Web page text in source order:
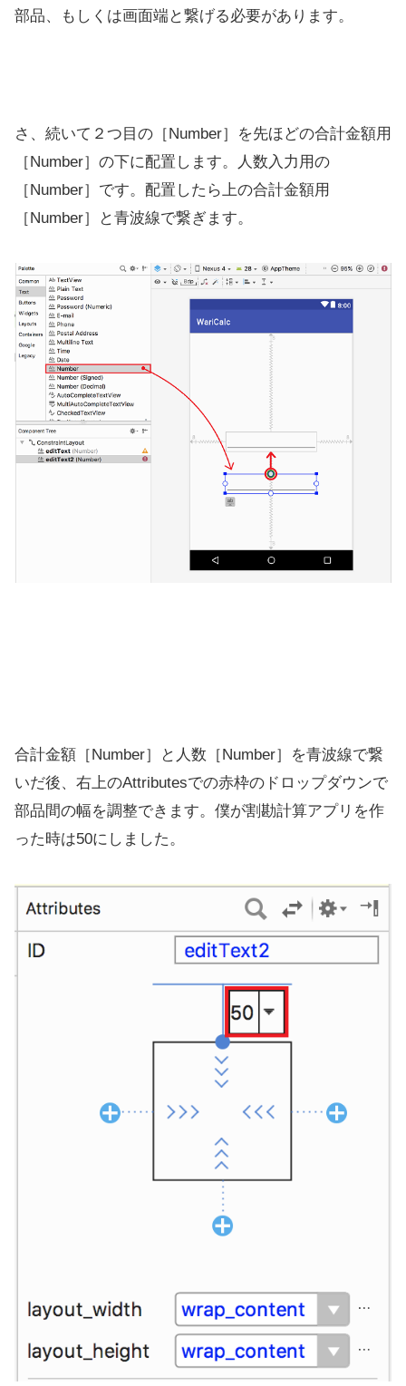
部品、もしくは画面端と繋げる必要があります。
さ、続いて２つ目の［Number］を先ほどの合計金額用
［Number］の下に配置します。人数入力用の
［Number］です。配置したら上の合計金額用
［Number］と青波線で繋ぎます。
合計金額［Number］と人数［Number］を青波線で繋
いだ後、右上のAttributesでの赤枠のドロップダウンで
部品間の幅を調整できます。僕が割勘計算アプリを作
った時は50にしました。